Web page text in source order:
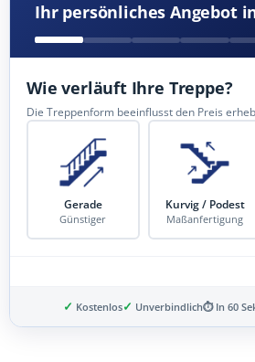
Ihr persönliches Angebot
Wie verläuft Ihre Treppe?
Die Treppenform beeinflusst den Preis
Gerade
Günstiger
Kurvig / Podest
Maßanfertigung
✓ Kostenlos✓ Unverbindlich⏱ In 60